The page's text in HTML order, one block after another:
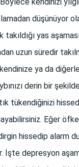
düşünüyor
yas
uzun süredir
ya da
derin bir
tükendiğinizi
Eğer
hissedip alarm
depresyon